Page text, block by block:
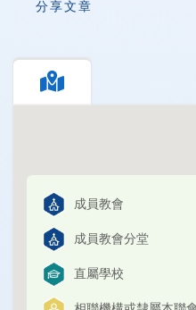
成員教會
成員教會分堂
直屬學校
分享文章